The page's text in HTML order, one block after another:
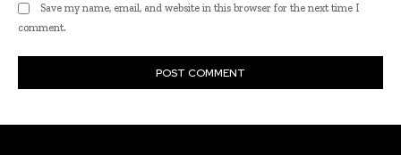
Save my name, email, and website in this browser for the next time I
comment.